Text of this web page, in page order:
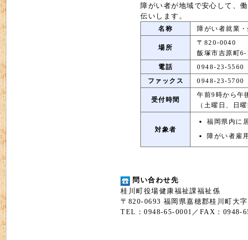
障がい者が地域で安心して、
伝いします。
名称 障がい者就業
場所
〒820-0040
飯塚市吉原町
電話
0948-23-5560
ファックス
0948-23-5700
受付時間
午前9時から午
（土曜日、日
対象者
福岡県内に
障がい者雇
問い合わせ先
桂川町役場健康福祉課福祉係
〒820-0693 福岡県嘉穂郡桂川町大
TEL：0948-65-0001／FAX：0948-